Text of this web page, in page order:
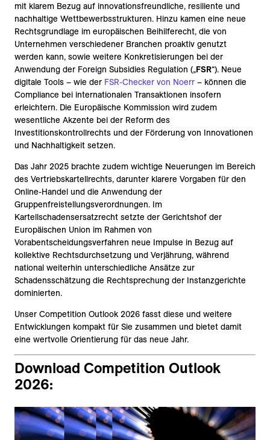
mit klarem Bezug auf innovationsfreundliche, resiliente und
nachhaltige Wettbewerbsstrukturen. Hinzu kamen eine neue
Rechtsgrundlage im europäischen Beihilferecht, die von
Unternehmen verschiedener Branchen proaktiv genutzt
werden kann, sowie weitere Konkretisierungen bei der
Anwendung der Foreign Subsidies Regulation („FSR“). Neue
digitale Tools – wie der FSR-Checker von Noerr – können die
Compliance bei internationalen Transaktionen insofern
erleichtern. Die Europäische Kommission wird zudem
wesentliche Akzente bei der Reform des
Investitionskontrollrechts und der Förderung von Innovationen
und Nachhaltigkeit setzen.
Das Jahr 2025 brachte zudem wichtige Neuerungen im Bereich
des Vertriebskartellrechts, darunter klarere Vorgaben für den
Online-Handel und die Anwendung der
Gruppenfreistellungsverordnungen. Im
Kartellschadensersatzrecht setzte der Gerichtshof der
Europäischen Union im Rahmen von
Vorabentscheidungsverfahren neue Impulse in Bezug auf
kollektive Rechtsdurchsetzung und Verjährung, während
national weiterhin unterschiedliche Ansätze zur
Schadensschätzung die Rechtsprechung der Instanzgerichte
dominierten.
Unser Competition Outlook 2026 fasst diese und weitere
Entwicklungen kompakt für Sie zusammen und bietet damit
eine wertvolle Orientierung für das neue Jahr.
Download Competition Outlook
2026: